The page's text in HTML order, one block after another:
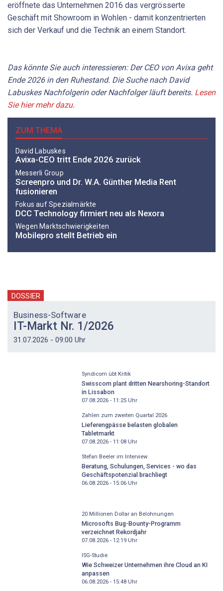
eröffnete das Unternehmen 2016 das vergrösserte
Geschäft mit Showroom in Wohlen - damit konzentrierten
sich der Verkauf und die Technik an einem Standort.
Das könnte Sie auch interessieren: Der CEO von Avixa geht
Ende 2026 in den Ruhestand. Die Suche nach David
Labuskes Nachfolgerin oder Nachfolger läuft bereits. Lesen
Sie hier mehr dazu.
ZUM THEMA
David Labuskes
Avixa-CEO tritt Ende 2026 zurück
Messerli Group
Screenpro und Dr. W.A. Günther Media Rent
fusionieren
Fokus auf Spezialmärkte
DCC Technology firmiert neu als Nexora
Wegen Marktschwierigkeiten
Mobilepro stellt Betrieb ein
DOSSIER
Business-Software
IT-Markt Nr. 1/2026
31.07.2026 - 09:00 Uhr
Syndicom übt Kritik
Swisscom plant dritten Nearshoring-Standort
in Lissabon
07.08.2026 - 11:25Uhr
Zahlen zum zweiten Quartal 2026
Lieferengpässe belasten globalen
Tabletmarkt
07.08.2026 - 11:08Uhr
Stefan Beeler im Interview
Beratung, Schulungen, Services - wo das
Geschäftspotenzial brachliegt
06.08.2026 - 15:06Uhr
20 Millionen Dollar an Belohnungen
Microsofts Bug-Bounty-Programm
verzeichnet Rekordjahr
07.08.2026 - 12:19Uhr
ISG-Studie
Wie Schweizer Unternehmen ihre Cloud an KI
anpassen
06.08.2026 - 15:48Uhr